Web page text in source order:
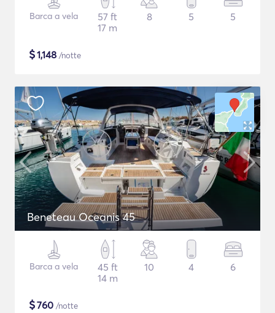
Barca a vela
57 ft
17 m
8 5 5
$1,148 /notte
Beneteau Oceanis 45
Barca a vela
45 ft
14 m
10 4 6
$760 /notte